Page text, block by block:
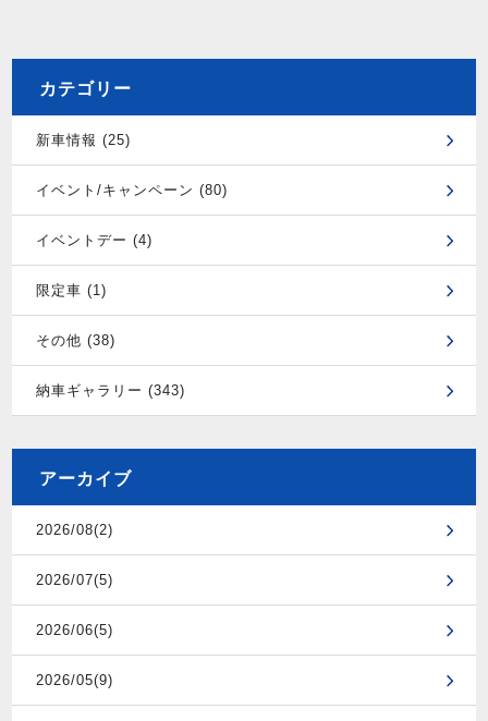
カテゴリー
新車情報 (25)
イベント/キャンペーン (80)
イベントデー (4)
限定車 (1)
その他 (38)
納車ギャラリー (343)
アーカイブ
2026/08(2)
2026/07(5)
2026/06(5)
2026/05(9)